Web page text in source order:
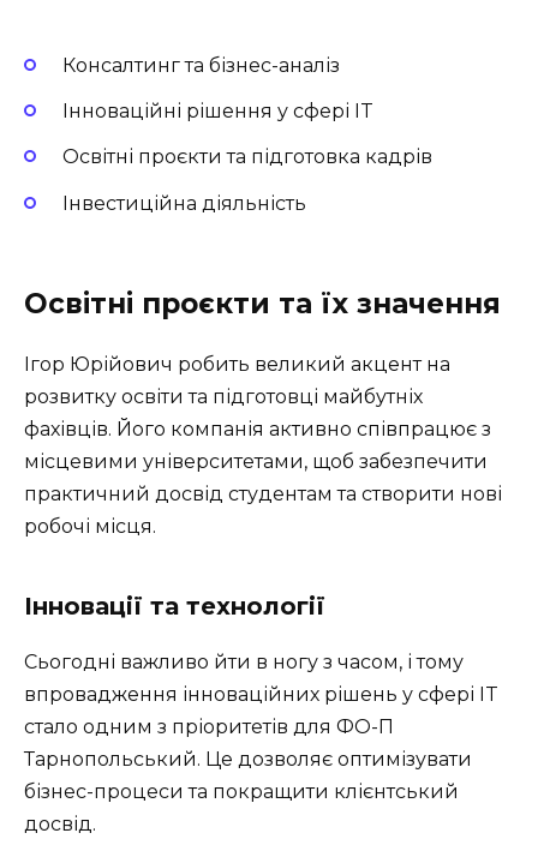
Консалтинг та бізнес-аналіз
Інноваційні рішення у сфері IT
Освітні проєкти та підготовка кадрів
Інвестиційна діяльність
Освітні проєкти та їх значення
Ігор Юрійович робить великий акцент на
розвитку освіти та підготовці майбутніх
фахівців. Його компанія активно співпрацює з
місцевими університетами, щоб забезпечити
практичний досвід студентам та створити нові
робочі місця.
Інновації та технології
Сьогодні важливо йти в ногу з часом, і тому
впровадження інноваційних рішень у сфері IT
стало одним з пріоритетів для ФО-П
Тарнопольський. Це дозволяє оптимізувати
бізнес-процеси та покращити клієнтський
досвід.